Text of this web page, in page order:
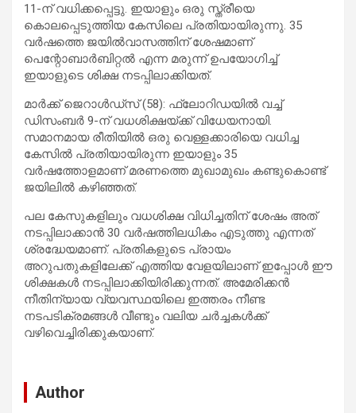
11-ന് വധിക്കപ്പെട്ടു. ഇയാളും ഒരു സ്ത്രീയെ
കൊലപ്പെടുത്തിയ കേസിലെ പ്രതിയായിരുന്നു. 35
വർഷത്തെ ജയിൽവാസത്തിന് ശേഷമാണ്
പെന്റോബാർബിറ്റൽ എന്ന മരുന്ന് ഉപയോഗിച്ച്
ഇയാളുടെ ശിക്ഷ നടപ്പിലാക്കിയത്.
മാർക്ക് ജെറാൾഡ്സ് (58): ഫ്ലോറിഡയിൽ വച്ച്
ഡിസംബർ 9-ന് വധശിക്ഷയ്ക്ക് വിധേയനായി.
സമാനമായ രീതിയിൽ ഒരു വെള്ളക്കാരിയെ വധിച്ച
കേസിൽ പ്രതിയായിരുന്ന ഇയാളും 35
വർഷത്തോളമാണ് മരണത്തെ മുഖാമുഖം കണ്ടുകൊണ്ട്
ജയിലിൽ കഴിഞ്ഞത്.
പല കേസുകളിലും വധശിക്ഷ വിധിച്ചതിന് ശേഷം അത്
നടപ്പിലാക്കാൻ 30 വർഷത്തിലധികം എടുത്തു എന്നത്
ശ്രദ്ധേയമാണ്. പ്രതികളുടെ പ്രായം
അറുപതുകളിലേക്ക് എത്തിയ വേളയിലാണ് ഇപ്പോൾ ഈ
ശിക്ഷകൾ നടപ്പിലാക്കിയിരിക്കുന്നത്. അമേരിക്കൻ
നീതിന്യായ വ്യവസ്ഥയിലെ ഇത്തരം നീണ്ട
നടപടിക്രമങ്ങൾ വീണ്ടും വലിയ ചർച്ചകൾക്ക്
വഴിവെച്ചിരിക്കുകയാണ്.
Author